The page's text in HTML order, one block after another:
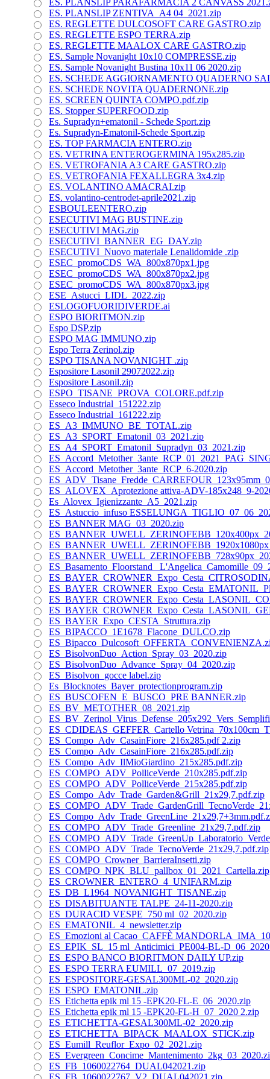
ES. PLANSLIP PARAFARMACIA 2 CANVASS
ES. PLANSLIP ZENTIVA_A4 04_2021.zip
ES. REGLETTE DULCOSOFT CARE GASTRO.zip
ES. REGLETTE ESPO TERRA.zip
ES. REGLETTE MAALOX CARE GASTRO.zip
ES. Sample Novanight 10x10 COMPRESSE.zip
ES. Sample Novanight Bustina 10x11 06 2020.zip
ES. SCHEDE AGGIORNAMENTO QUADERNO
ES. SCHEDE NOVITA QUADERNONE.zip
ES. SCREEN QUINTA COMPO.pdf.zip
ES. Stopper SUPERFOOD.zip
Es. Supradyn+ematonil - Schede Sport.zip
Es. Supradyn-Ematonil-Schede Sport.zip
ES. TOP FARMACIA ENTERO.zip
ES. VETRINA ENTEROGERMINA 195x285.zip
ES. VETROFANIA A3 CARE GASTRO.zip
ES. VETROFANIA FEXALLEGRA 3x4.zip
ES. VOLANTINO AMACRAI.zip
ES. volantino-centrodet-aprile2021.zip
ESBOULEENTERO.zip
ESECUTIVI MAG BUSTINE.zip
ESECUTIVI MAG.zip
ESECUTIVI_BANNER_EG_DAY.zip
ESECUTIVI_Nuovo materiale Lenalidomide .zip
ESEC_promoCDS_WA_800x870px1.jpg
ESEC_promoCDS_WA_800x870px2.jpg
ESEC_promoCDS_WA_800x870px3.jpg
ESE_Astucci_LIDL_2022.zip
ESLOGOFUORIDIVERDE.ai
ESPO BIORITMON.zip
Espo DSP.zip
ESPO MAG IMMUNO.zip
Espo Terra Zerinol.zip
ESPO TISANA NOVANIGHT .zip
Espositore Lasonil 29072022.zip
Espositore Lasonil.zip
ESPO_TISANE_PROVA_COLORE.pdf.zip
Esseco Industrial_151222.zip
Esseco Industrial_161222.zip
ES_A3_IMMUNO_BE_TOTAL.zip
ES_A3_SPORT_Ematonil_03_2021.zip
ES_A4_SPORT_Ematonil_Supradyn_03_2021.zip
ES_Accord_Metother_3ante_RCP_6-2020.zip
ES_ALOVEX_Aprotezione attiva-ADV-185x248_9-
Es_Alovex_Igienizzante_A5_2021.zip
ES_Astuccio_infuso
ES_BANNER MAG_03_2020.zip
ES_Basamento_Floorstand_
ES_BAYER_Expo_CESTA_Struttura.zip
ES_BIPACCO_1E1678_Flacone_DULCO.zip
ES_BisolvonDuo_Action_Spray_03_2020.zip
ES_BisolvonDuo_Advance_Spray_04_2020.zip
ES_Bisolvon_gocce label.zip
Es_Blocknotes_Bayer_protectionprogram.zip
ES_BUSCOFEN_E_BUSCO_PRE BANNER.zip
ES_BV_METOTHER_08_2021.zip
ES_CDIDEAS_GEFFER_Cartello
ES_Compo_Adv_CasainFiore_216x285.pdf 2.zip
ES_Compo_Adv_CasainFiore_216x285.pdf.zip
ES_Compo_Adv_IlMioGiardino_215x285.pdf.zip
ES_COMPO_ADV_PolliceVerde_210x285.pdf.zip
ES_COMPO_ADV_PolliceVerde_215x285.pdf.zip
ES_Compo_Adv_Trade_Garden&Grill_21x29,7.pdf.zip
ES_COMPO_ADV_Trade_Greenline_21x29,7.pdf.zip
ES_COMPO_ADV_Trade_TecnoVerde_21x29,7.pdf.zip
ES_COMPO_Crowner_BarrieraInsetti.zip
ES_COMPO_NPK_BLU_pallbox_01_2021_Cartella.zip
ES_CROWNER_ENTERO_4_UNIFARM.zip
ES_DB_L1964_NOVANIGHT_TISANE.zip
ES_DISABITUANTE TALPE_24-11-2020.zip
ES_DURACID VESPE_750 ml_02_2020.zip
ES_EMATONIL_4_newsletter.zip
ES_Emozioni al Cacao_CAFFÈ
ES_EPIK_SL_15 ml_Anticimici_PE004-BL-
ES_ESPO BANCO BIORITMON DAILY UP.zip
ES_ESPO TERRA EUMILL_07_2019.zip
ES_ESPOSITORE-GESAL300ML-02_2020.zip
ES_ESPO_EMATONIL.zip
ES_Etichetta epik ml 15 -EPK20-FL-E_06_2020.zip
ES_Etichetta epik ml 15 -EPK20-FL-H_07_2020 2.zip
ES_ETICHETTA-GESAL300ML-02_2020.zip
ES_ETICHETTA_BIPACK_MAALOX_STICK.zip
ES_Eumill_Reuflor_Expo_02_2021.zip
ES_FB_1060022764_DUAL042021.zip
ES_FB_1060022767_V2_DUAL042021.zip